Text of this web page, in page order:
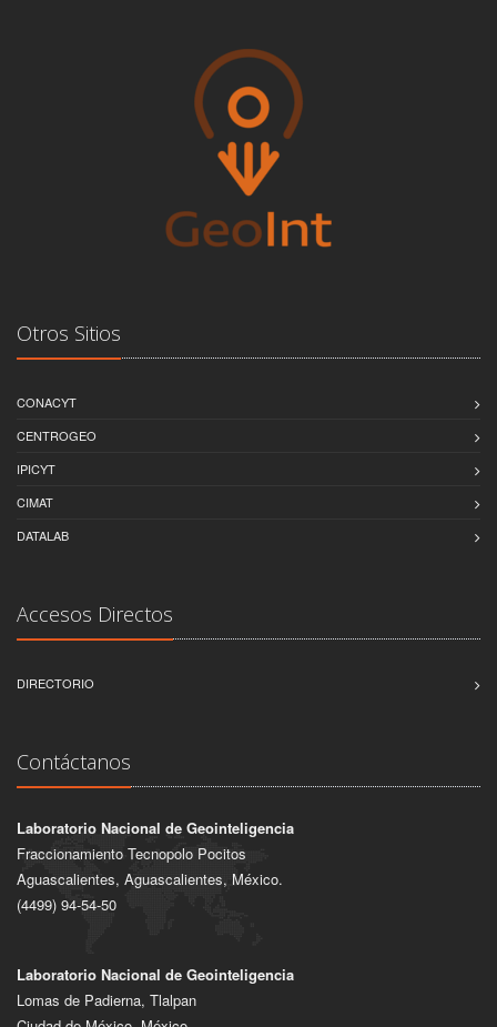
Otros Sitios
CONACYT
CENTROGEO
IPICYT
CIMAT
DATALAB
Accesos Directos
DIRECTORIO
Contáctanos
Laboratorio Nacional de Geointeligencia
Fraccionamiento Tecnopolo Pocitos
Aguascalientes, Aguascalientes, México.
(4499) 94-54-50
Laboratorio Nacional de Geointeligencia
Lomas de Padierna, Tlalpan